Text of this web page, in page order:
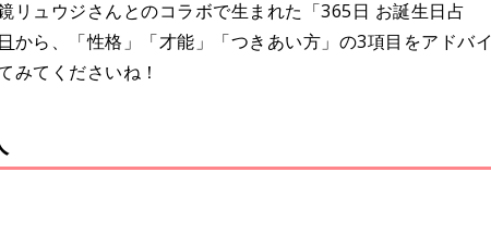
リュウジさんとのコラボで生まれた「365日 お誕生日占
から、「性格」「才能」「つきあい方」の3項目をアドバイ
みてくださいね！